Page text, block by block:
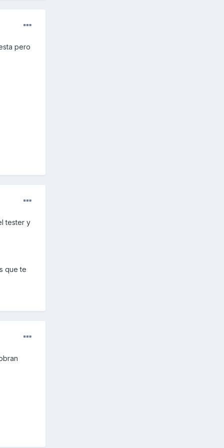
pero
tester y
que te